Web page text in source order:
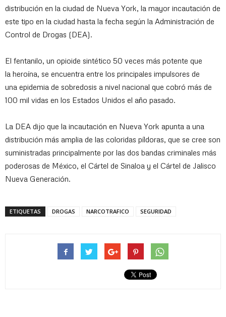
distribución en la ciudad de Nueva York, la mayor incautación de
este tipo en la ciudad hasta la fecha según la Administración de
Control de Drogas (DEA).
El fentanilo, un opioide sintético 50 veces más potente que
la heroína, se encuentra entre los principales impulsores de
una epidemia de sobredosis a nivel nacional que cobró más de
100 mil vidas en los Estados Unidos el año pasado.
La DEA dijo que la incautación en Nueva York apunta a una
distribución más amplia de las coloridas píldoras, que se cree son
suministradas principalmente por las dos bandas criminales más
poderosas de México, el Cártel de Sinaloa y el Cártel de Jalisco
Nueva Generación.
ETIQUETAS DROGAS NARCOTRAFICO SEGURIDAD